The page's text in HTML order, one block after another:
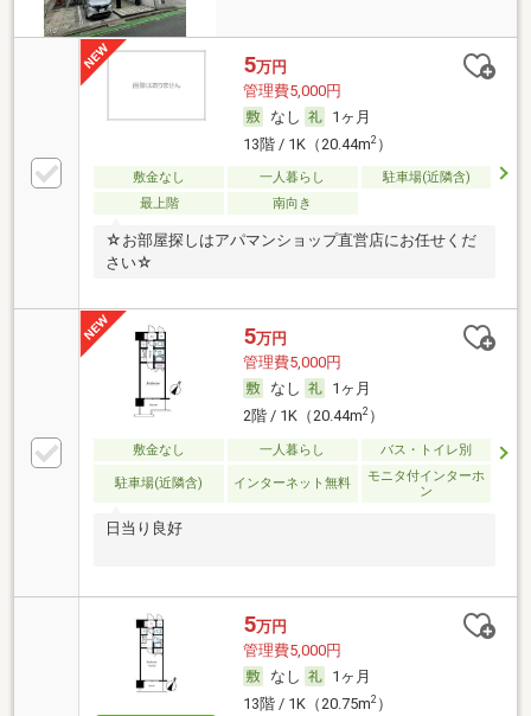
5万円
管理費5,000円
なし
1ヶ月
13階 / 1K（20.44m2）
敷金なし 一人暮らし
駐車場(近隣含)
最上階
南向き
☆お部屋探しはアパマンショップ直営店にお任せくだ
さい☆
5万円
管理費5,000円
なし
1ヶ月
2階 / 1K（20.44m2）
敷金なし 一人暮らし バス・トイレ別
駐車場(近隣含) インターネット無料
モニタ付インターホ
ン
日当り良好
5万円
管理費5,000円
なし
1ヶ月
13階 / 1K（20.75m2）